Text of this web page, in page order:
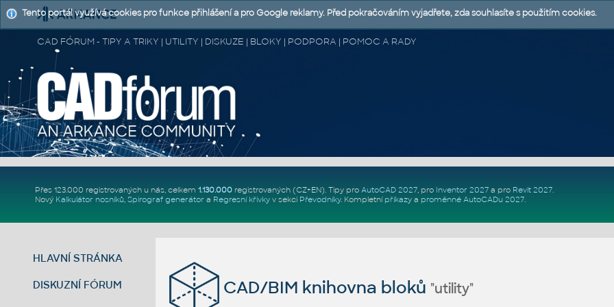
CAD FÓRUM - TIPY A TRIKY | UTILITY | DISKUZE | BLOKY | PODPORA | POMOC A RADY
Přes 123.000 registrovaných u nás, celkem 1.130.000registrovaných (CZ+EN). Tipy pro AutoCAD 2027, pro Inventor 2027a pro Revit 2027.
Nový Kalkulátor nosníků, Spirograf generátor a Regresní křivkyv sekci Převodníky. Kompletní příkazya proměnné AutoCADu 2027.
HLAVNÍ STRÁNKA
DISKUZNÍ FÓRUM CAD/BIM knihovna bloků "utility"
Tento portál využívá cookies pro funkce přihlášení a pro Google reklamy. Před pokračováním vyjadřete, zda souhlasíte s použitím cookies.